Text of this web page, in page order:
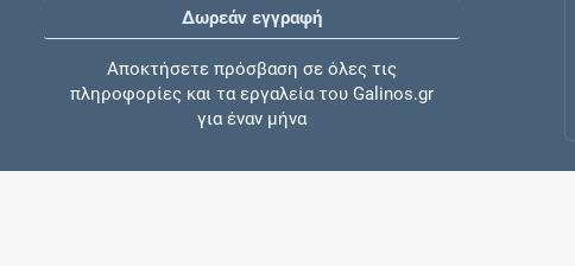
Δωρεάν εγγραφή
Αποκτήσετε πρόσβαση σε όλες τις
πληροφορίες και τα εργαλεία του Galinos.gr
για έναν μήνα